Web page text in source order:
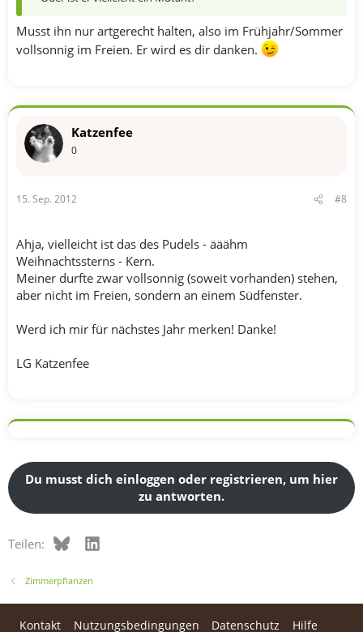
Musst ihn nur artgerecht halten, also im Frühjahr/Sommer
vollsonnig im Freien. Er wird es dir danken.
Katzenfee
0
15. Sep. 2012 #8
Ahja, vielleicht ist das des Pudels - ääähm
Weihnachtssterns - Kern.
Meiner durfte zwar vollsonnig (soweit vorhanden) stehen,
aber nicht im Freien, sondern an einem Südfenster.
Werd ich mir für nächstes Jahr merken! Danke!
LG Katzenfee
Du musst dich einloggen oder registrieren, um hier
zu antworten.
Teilen: BlueskyLinkedIn
Zimmerpflanzen
Kontakt Nutzungsbedingungen Datenschutz Hilfe